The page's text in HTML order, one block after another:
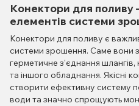
Конектори для
елементів системи
Конектори для поливу є
системи зрошення. Саме вони
герметичне з'єднання
та іншого обладнання. Якісні
створити ефективну систему
води та значно спрощують